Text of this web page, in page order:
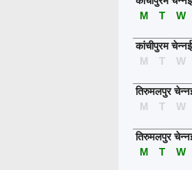
M
T W
कांचीपुरम
M
T W
तिरुमलपुर
M
T W
तिरुमलपुर
M
T W